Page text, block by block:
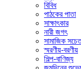
বিবিধ
পাঠকের পাতা
সাক্ষাৎকার
নারী জগৎ
সামাজিক
স্মরণীয়-বরণীয়
শিল্প-বাণিজ্য